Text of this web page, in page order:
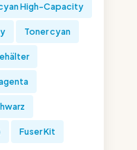
High-Capacity
Toner cyan
Fuser Kit